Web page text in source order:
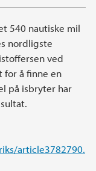
540 nautiske mil
nordligste
ved
for å finne en
på isbryter har
article3782790.